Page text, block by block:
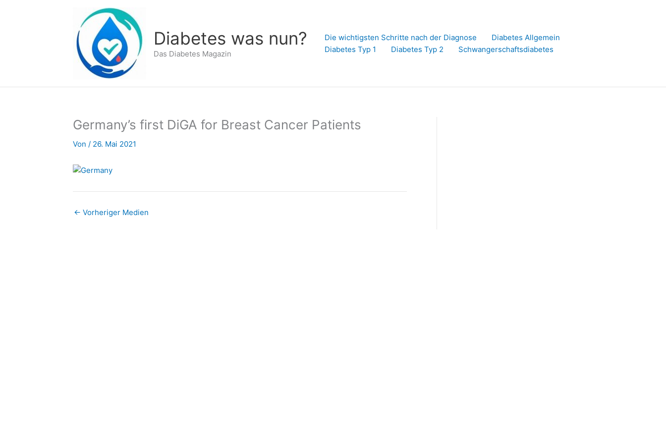
Diabetes was nun?
Das Diabetes Magazin
Die wichtigsten Schritte nach der Diagnose
Diabetes Allgemein
Diabetes Typ 1
Diabetes Typ 2 Schwangerschaftsdiabetes
Germany’s first DiGA for Breast Cancer Patients
Von / 26. Mai 2021
← Vorheriger Medien